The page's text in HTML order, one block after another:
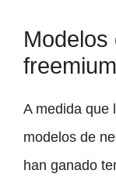
freemium
A medida que
modelos de
han ganado